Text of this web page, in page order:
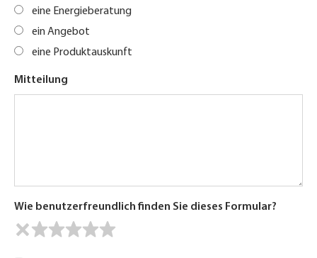
eine Energieberatung
ein Angebot
eine Produktauskunft
Mitteilung
Wie benutzerfreundlich finden Sie dieses Formular?